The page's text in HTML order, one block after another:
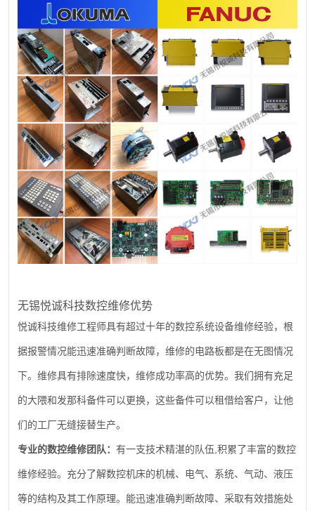
无锡悦诚科技数控维修优势
悦诚科技维修工程师具有超过十年的数控系统设备维修经验，根
据报警情况能迅速准确判断故障，维修的电路板都是在无图情况
下。维修具有排除速度快，维修成功率高的优势。我们拥有充足
的大隈和发那科备件可以更换，这些备件可以租借给客户，让他
们的工厂无缝接替生产。
专业的数控维修团队： 有一支技术精湛的队伍 积累了丰富的数控
维修经验。充分了解数控机床的机械、电气、系统、气动、液压
等的结构及其工作原理。能迅速准确判断故障、采取有效措施处